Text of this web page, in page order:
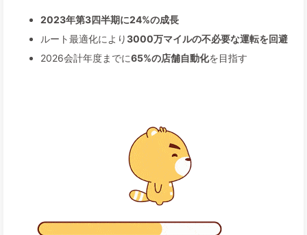
2023年第3四半期に24%の成長
ルート最適化により3000万マイルの不必要な運転を回避
2026会計年度までに65%の店舗自動化を目指す